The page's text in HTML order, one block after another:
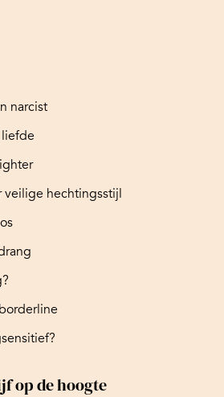
narcist
liefde
veilige hechtingsstijl
op de hoogte